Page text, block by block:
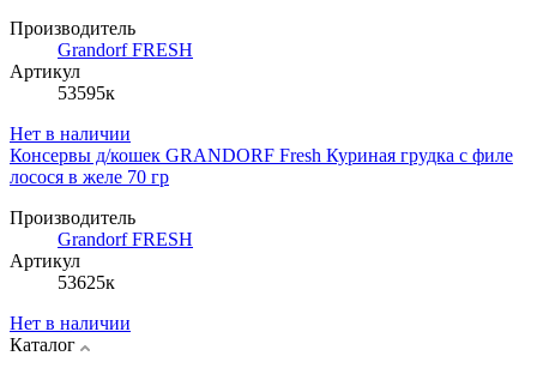
Производитель
Grandorf FRESH
Артикул
53595к
Нет в наличии
Консервы д/кошек GRANDORF Fresh Куриная грудка с филе
лосося в желе 70 гр
Производитель
Grandorf FRESH
Артикул
53625к
Нет в наличии
Каталог